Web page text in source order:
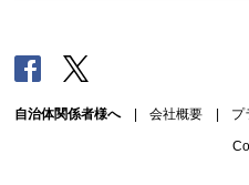
Facebook
自治体関係者様へ| 会社概要 プ